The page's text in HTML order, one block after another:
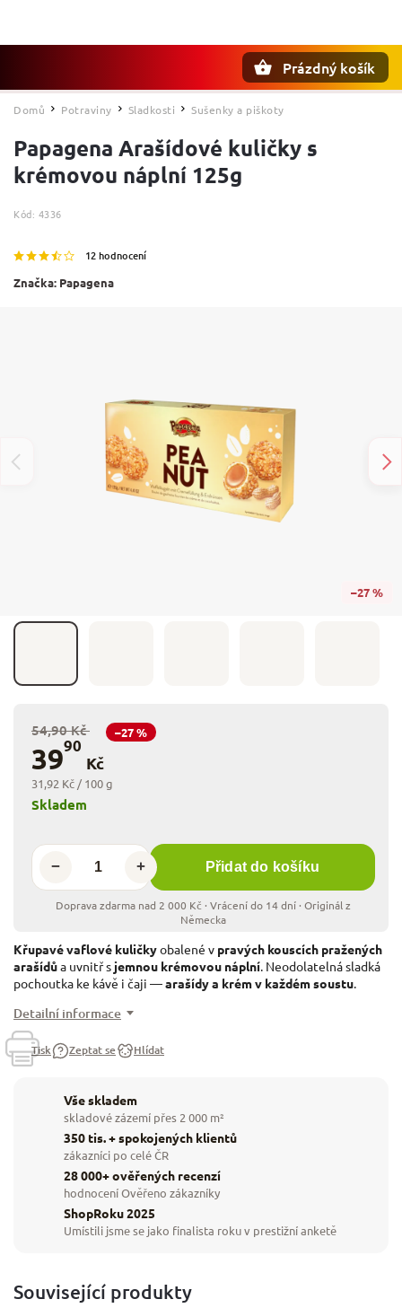
Prázdný košík
Domů / Potraviny / Sladkosti / Sušenky a piškoty
Papagena Arašídové kuličky s
krémovou náplní 125g
Kód: 4336
12 hodnocení
Značka: Papagena
–27 %
54,90 Kč –27 %
3990
Kč
31,92 Kč / 100 g
+
− Přidat do košíku
Skladem
Křupavé vaflové kuličkyobalené v pravých kouscích pražených
arašídůa uvnitř s jemnou krémovou náplní. Neodolatelná sladká
pochoutka ke kávě i čaji —arašídy a krém v každém soustu.
Detailní informace
Tisk Zeptat se Hlídat
Vše skladem
skladové zázemí přes 2 000 m²
350 tis. + spokojených klientů
zákazníci po celé ČR
28 000+ ověřených recenzí
hodnocení Ověřeno zákazníky
ShopRoku 2025
Umístili jsme se jako finalista roku v prestižní anketě
Související produkty